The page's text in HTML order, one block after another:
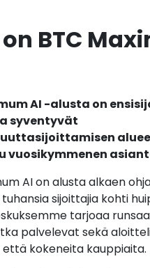
BTC
AI -alusta on
syventyvät
vuosikymmenen
AI on alusta alkaen
sijoittajia kohti
tarjoaa
palvelevat sekä
että kokeneita kauppiaita.